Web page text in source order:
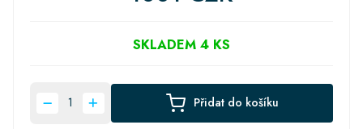
SKLADEM 4 KS
Přidat do košíku